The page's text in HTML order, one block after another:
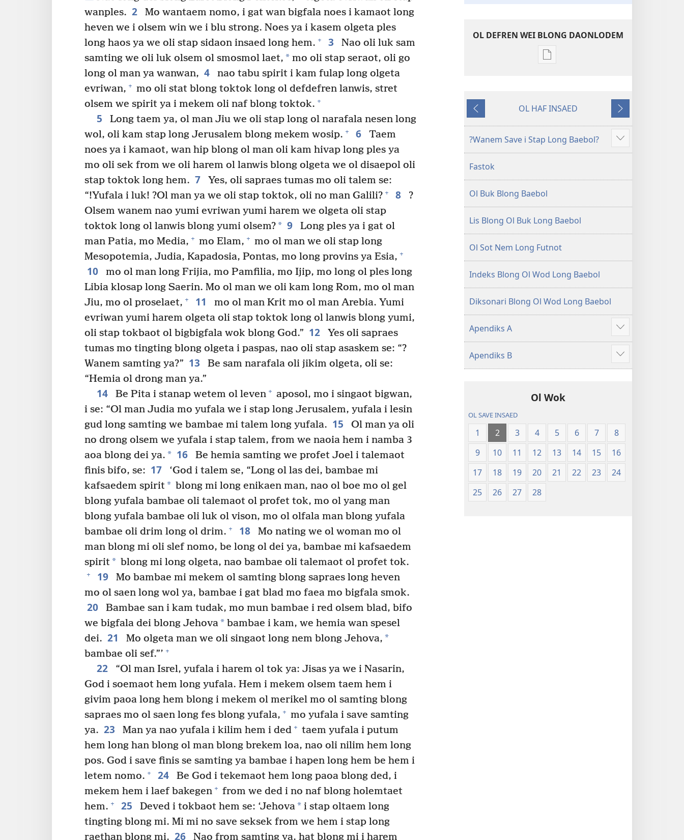
wanples. 2
Mo wantaem nomo, i gat wan bigfala noes i kamaot long
heven we i olsem win we i blu strong. Noes ya i kasem olgeta ples
long haos ya we oli stap sidaon insaed long hem. + 3
Nao oli luk sam
samting we oli luk olsem ol smosmol laet, * mo oli stap seraot, oli go
long ol man ya wanwan, 4
nao tabu spirit i kam fulap long olgeta
evriwan, + mo oli stat blong toktok long ol defdefren lanwis, stret
olsem we spirit ya i mekem oli naf blong toktok. +
5
Long taem ya, ol man Jiu we oli stap long ol narafala nesen long
wol, oli kam stap long Jerusalem blong mekem wosip. + 6
Taem
noes ya i kamaot, wan hip blong ol man oli kam hivap long ples ya
mo oli sek from we oli harem ol lanwis blong olgeta we ol disaepol oli
stap toktok long hem. 7
Yes, oli sapraes tumas mo oli talem se:
“!Yufala i luk! ?Ol man ya we oli stap toktok, oli no man Galili? + 8
?
Olsem wanem nao yumi evriwan yumi harem we olgeta oli stap
toktok long ol lanwis blong yumi olsem?* 9
Long ples ya i gat ol
man Patia, mo Media, + mo Elam, + mo ol man we oli stap long
Mesopotemia, Judia, Kapadosia, Pontas, mo long provins ya Esia, +
10
mo ol man long Frijia, mo Pamfilia, mo Ijip, mo long ol ples long
Libia klosap long Saerin. Mo ol man we oli kam long Rom, mo ol man
Jiu, mo ol proselaet, + 11
mo ol man Krit mo ol man Arebia. Yumi
evriwan yumi harem olgeta oli stap toktok long ol lanwis blong yumi,
oli stap tokbaot ol bigbigfala wok blong God.” 12
Yes oli sapraes
tumas mo tingting blong olgeta i paspas, nao oli stap asaskem se: “?
Wanem samting ya?” 13
Be sam narafala oli jikim olgeta, oli se:
“Hemia ol drong man ya.”
14 Be Pita i stanap wetem ol leven + aposol, mo i singaot bigwan,
i se: “Ol man Judia mo yufala we i stap long Jerusalem, yufala i lesin
gud long samting we bambae mi talem long yufala. 15
Ol man ya oli
no drong olsem we yufala i stap talem, from we naoia hem i namba 3
aoa blong dei ya. * 16
Be hemia samting we profet Joel i talemaot
finis bifo, se: 17
‘God i talem se, “Long ol las dei, bambae mi
kafsaedem spirit* blong mi long enikaen man, nao ol boe mo ol gel
blong yufala bambae oli talemaot ol profet tok, mo ol yang man
blong yufala bambae oli luk ol vison, mo ol olfala man blong yufala
bambae oli drim long ol drim. + 18
Mo nating we ol woman mo ol
man blong mi oli slef nomo, be long ol dei ya, bambae mi kafsaedem
spirit* blong mi long olgeta, nao bambae oli talemaot ol profet tok.
+ 19
Mo bambae mi mekem ol samting blong sapraes long heven
mo ol saen long wol ya, bambae i gat blad mo faea mo bigfala smok.
20
Bambae san i kam tudak, mo mun bambae i red olsem blad, bifo
we bigfala dei blong Jehova* bambae i kam, we hemia wan spesel
dei. 21 Mo olgeta man we oli singaot long nem blong Jehova, *
bambae oli sef.”’ +
22
“Ol man Isrel, yufala i harem ol tok ya: Jisas ya we i Nasarin,
God i soemaot hem long yufala. Hem i mekem olsem taem hem i
givim paoa long hem blong i mekem ol merikel mo ol samting blong
sapraes mo ol saen long fes blong yufala, + mo yufala i save samting
ya. 23 Man ya nao yufala i kilim hem i ded + taem yufala i putum
hem long han blong ol man blong brekem loa, nao oli nilim hem long
pos. God i save finis se samting ya bambae i hapen long hem be hem i
letem nomo. + 24
Be God i tekemaot hem long paoa blong ded, i
mekem hem i laef bakegen + from we ded i no naf blong holemtaet
hem. + 25 Deved i tokbaot hem se: ‘Jehova*i stap oltaem long
tingting blong mi. Mi mi no save seksek from we hem i stap long
raethan blong mi. 26
Nao from samting ya, hat blong mi i harem
OL DEFREN WEI BLONG DAONLODEM
Ol
daonlodem
buk
long
Long
Niu
Wol
Translesen
Gobak
OL HAF INSAED
Nekiswan
?Wanem Save i Stap Long Baebol?
Sam
moa
Fastok
Ol Buk Blong Baebol
Lis Blong Ol Buk Long Baebol
Ol Sot Nem Long Futnot
Indeks Blong Ol Wod Long Baebol
Diksonari Blong Ol Wod Long Baebol
Apendiks A
Sam
moa
Apendiks B
Sam
moa
Ol Wok
OL SAVE INSAED
1 2 3 4 5 6 7
8
9
10 11 12 13 14 15
16
17
18 19 20 21 22 23
24
25
26 27 28